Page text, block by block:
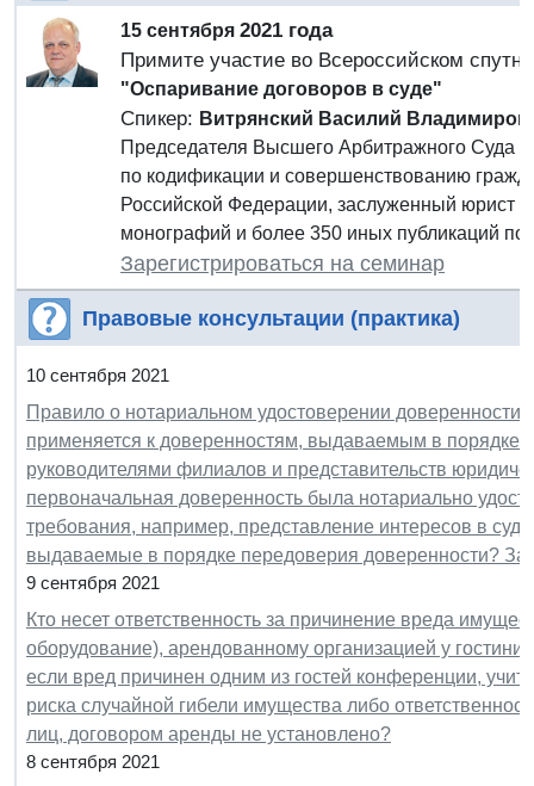
15 сентября 2021 года
Примите участие во Всероссийском
"Оспаривание договоров в суде"
Спикер: Витрянский Василий
Председателя Высшего Арбитражного Суда
по кодификации и совершенствованию
Российской Федерации, заслуженный юрист
монографий и более 350 иных публикаций по
Зарегистрироваться на семинар
Правовые консультации (практика)
10 сентября 2021
Правило о нотариальном удостоверении
применяется к доверенностям, выдаваемым в порядке
руководителями филиалов и представительств
первоначальная доверенность была нотариально
требования, например, представление интересов в
выдаваемые в порядке передоверия доверенности?
9 сентября 2021
Кто несет ответственность за причинение вреда
оборудование), арендованному организацией у
если вред причинен одним из гостей конференции,
риска случайной гибели имущества либо
лиц, договором аренды не установлено?
8 сентября 2021